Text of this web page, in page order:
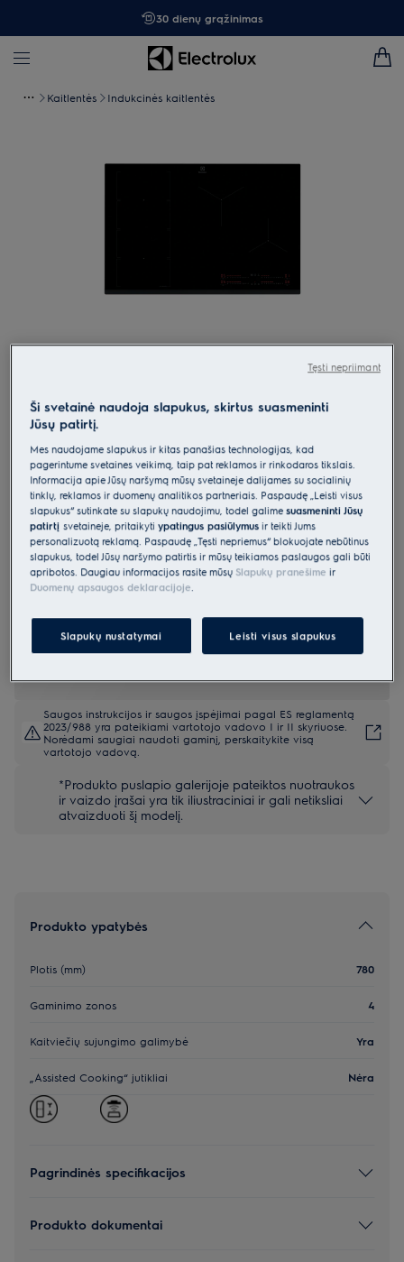
30 dienų grąžinimas
Kaitlentės Indukcinės kaitlentės
Spustelėkite, kad padidintumėte mastelį
EIV85453
Indukcinė kaitlentė 80 cm 600 serija
„FlexiBridge“ „Hob2Hood®“
4.8 (218)
Gaminio informacijos lapas
Pagrindiniai privalumai
Rinkitės iš trijų indukcinės kaitlentės „600 Flex Bridge“ išdėstymo
galimybių.
Su funkcija „Flex Bridge“ galėsite rinktis iš trijų maisto gaminimo
„PowerSlide®“ leidžia prikaistuvį perstumti ant skirtingų temperatūrų
Saugos instrukcijos ir saugos įspėjimai pagal ES reglamentą
2023/988 yra pateikiami vartotojo vadovo I ir II skyriuose.
Norėdami saugiai naudoti gaminį, perskaitykite visą
vartotojo vadovą.
*Produkto puslapio galerijoje pateiktos nuotraukos
ir vaizdo įrašai yra tik iliustraciniai ir gali netiksliai
atvaizduoti šį modelį.
Produkto ypatybės
Plotis (mm) 780
Gaminimo zonos 4
Kaitviečių sujungimo galimybė Yra
„Assisted Cooking“ jutikliai Nėra
Pagrindinės specifikacijos
Produkto dokumentai
Ši svetainė naudoja slapukus, skirtus suasmeninti
Jūsų patirtį.
Mes naudojame slapukus ir kitas panašias technologijas, kad
pagerintume svetainės veikimą, taip pat reklamos ir rinkodaros tikslais.
Informacija apie Jūsų naršymą mūsų svetainėje dalijamės su socialinių
tinklų, reklamos ir duomenų analitikos partneriais. Paspaudę „Leisti visus
slapukus“ sutinkate su slapukų naudojimu, todėl galimesuasmeninti Jūsų
patirtįsvetainėje, pritaikytiypatingus pasiūlymus ir teikti Jums
personalizuotą reklamą. Paspaudę „Tęsti nepriėmus“ blokuojate nebūtinus
slapukus, todėl Jūsų naršymo patirtis ir mūsų teikiamos paslaugos gali būti
apribotos. Daugiau informacijos rasite mūsų Slapukų pranešime ir
Duomenų apsaugos deklaracijoje.
Slapukų nustatymai Leisti visus slapukus
Tęsti nepriimant